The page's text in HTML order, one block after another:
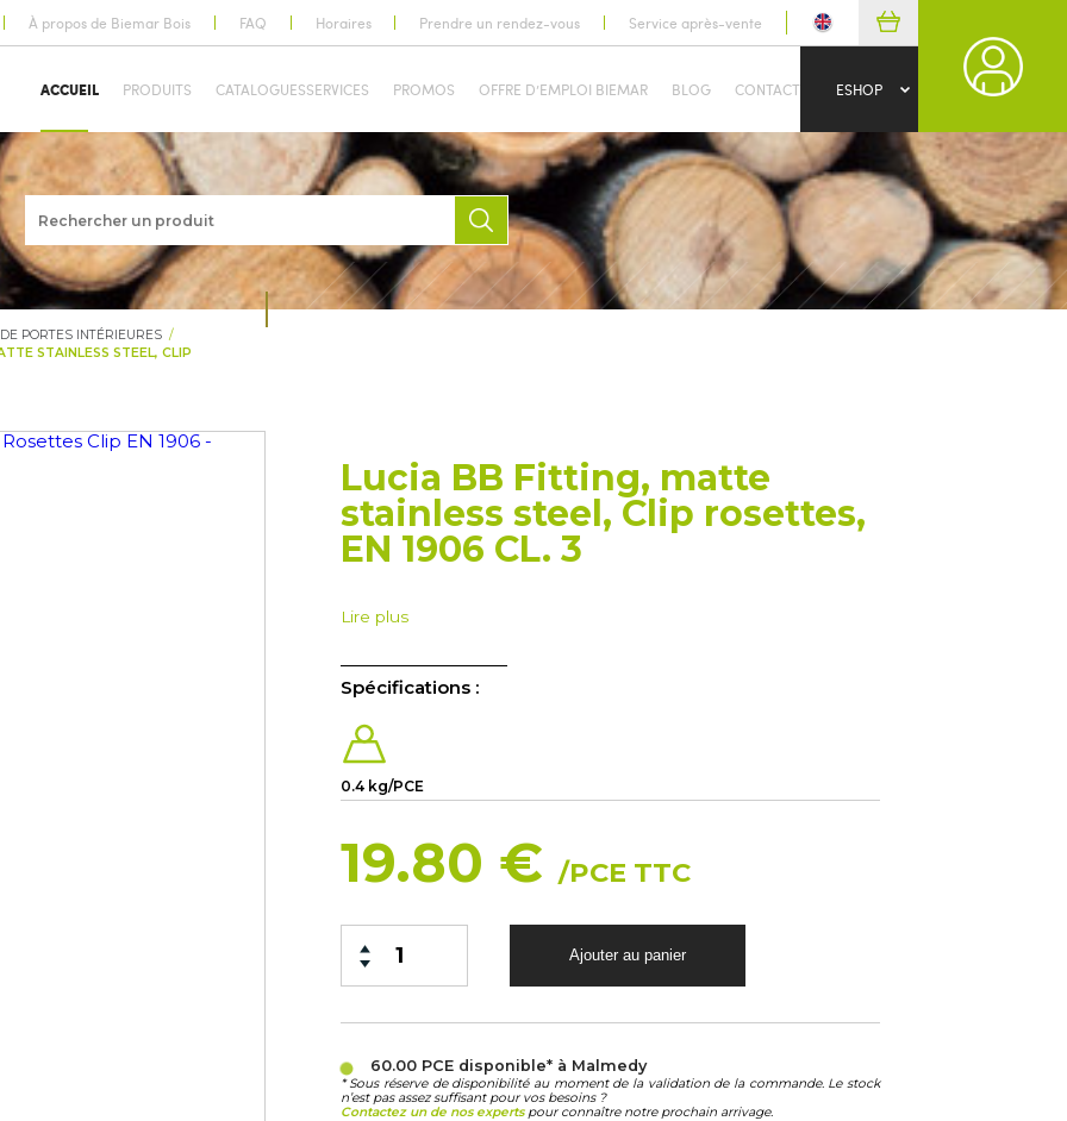
À propos de Biemar Bois FAQ Horaires Prendre un rendez-vous Service après-vente
ACCUEIL PRODUITS CATALOGUESSERVICES PROMOS OFFRE D’EMPLOI BIEMAR BLOG CONTACT ESHOP
PORTES INTÉRIEURES
STAINLESS STEEL, CLIP
Lucia BB Fitting, matte
stainless steel, Clip rosettes,
EN 1906 CL. 3
Lire plus
Spécifications :
0.4 kg/PCE
19.80 € /PCE TTC
60.00 PCE disponible* à Malmedy
* Sous réserve de disponibilité au moment de la validation de la commande. Le stock
n’est pas assez suffisant pour vos besoins ?
Contactez un de nos expertspour connaître notre prochain arrivage.